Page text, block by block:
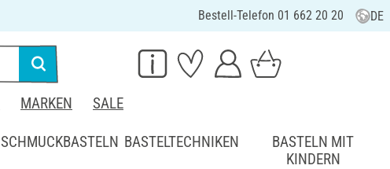
Bestell-Telefon 01 662 20 20 DE
MARKEN SALE
SCHMUCKBASTELN BASTELTECHNIKEN
BASTELN MIT
KINDERN